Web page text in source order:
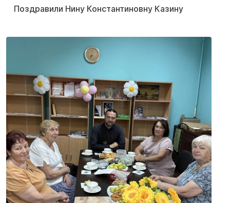
Поздравили Нину Константиновну Казину